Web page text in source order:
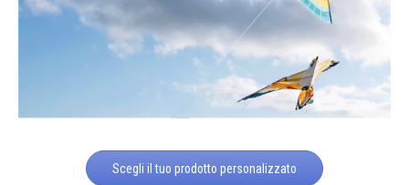
Scegli il tuo prodotto personalizzato